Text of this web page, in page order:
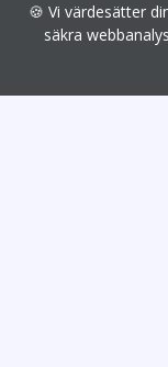
🍪 Vi värdesätter
säkra